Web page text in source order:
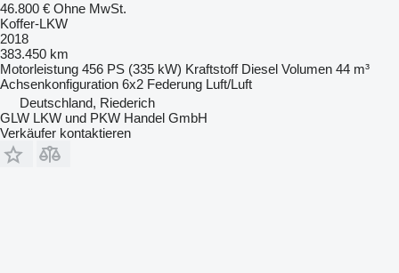
46.800 € Ohne MwSt.
Koffer-LKW
2018
383.450 km
Motorleistung 456 PS (335 kW) Kraftstoff Diesel Volumen 44 m³
Achsenkonfiguration 6x2 Federung Luft/Luft
Deutschland, Riederich
GLW LKW und PKW Handel GmbH
Verkäufer kontaktieren